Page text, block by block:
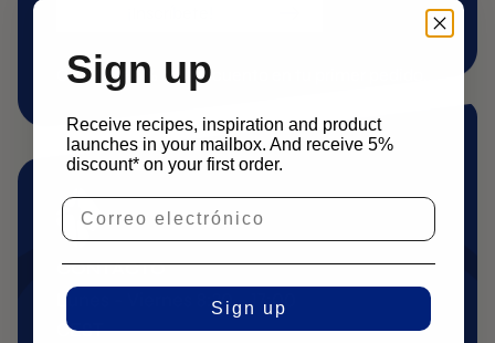
Consigue 5% de descuento en tu primer pedido.
CONTACTO
Lunes - Viernes 8:30 - 17:00
CEST
Sign up
Receive recipes, inspiration and product
launches in your mailbox. And receive 5%
discount* on your first order.
Sign up